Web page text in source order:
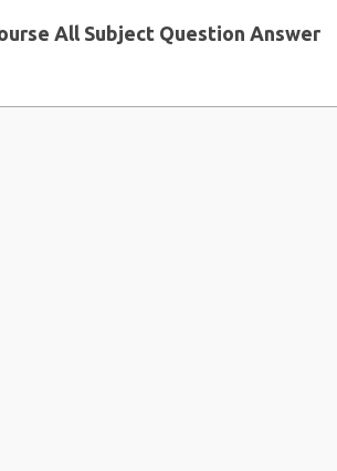
All Subject Question Answer